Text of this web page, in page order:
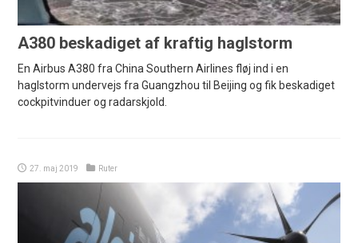
A380 beskadiget af kraftig haglstorm
En Airbus A380 fra China Southern Airlines fløj ind i en
haglstorm undervejs fra Guangzhou til Beijing og fik beskadiget
cockpitvinduer og radarskjold.
27. maj 2019 Ruter